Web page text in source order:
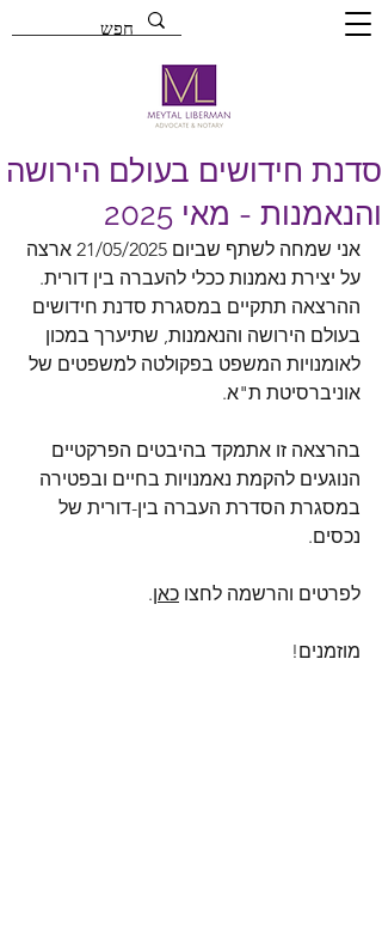
סדנת חידושים בעולם הירושה
והנאמנות - מאי 2025
אני שמחה לשתף שביום 21/05/2025 ארצה
על יצירת נאמנות ככלי להעברה בין דורית.
ההרצאה תתקיים במסגרת סדנת חידושים
בעולם הירושה והנאמנות, שתיערך במכון
לאומנויות המשפט בפקולטה למשפטים של
אוניברסיטת ת"א.
בהרצאה זו אתמקד בהיבטים הפרקטיים
הנוגעים להקמת נאמנויות בחיים ובפטירה
במסגרת הסדרת העברה בין-דורית של
נכסים.
לפרטים והרשמה לחצו כאן.
מוזמנים!